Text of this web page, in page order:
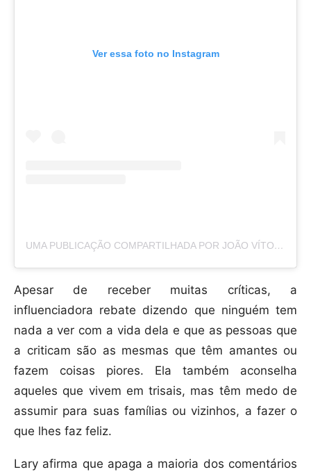
Ver essa foto no Instagram
UMA PUBLICAÇÃO COMPARTILHADA POR JOÃO VÍTOR (@_V.I.T.O.R_22)
Apesar de receber muitas críticas, a
influenciadora rebate dizendo que ninguém tem
nada a ver com a vida dela e que as pessoas que
a criticam são as mesmas que têm amantes ou
fazem coisas piores. Ela também aconselha
aqueles que vivem em trisais, mas têm medo de
assumir para suas famílias ou vizinhos, a fazer o
que lhes faz feliz.
Lary afirma que apaga a maioria dos comentários